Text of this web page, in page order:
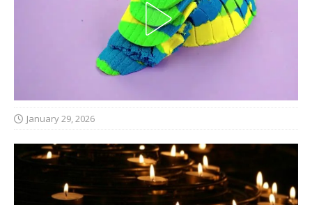
January 29, 2026